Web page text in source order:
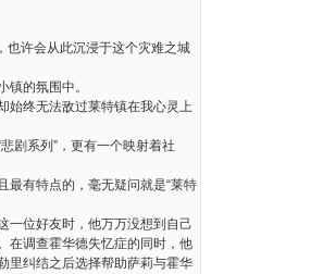
也许会从此沉浸于这个灾难之城
的氛围中。
始终无法敌过莱特镇在我心灵上
悲剧系列 ” ，更有一个映射着社
最有特点的，毫无疑问就是“莱特
一位好友时，他万万没想到自己
在调查霍华德失忆症的同时，他
里纠结之后选择帮助萨莉与霍华